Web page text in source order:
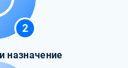
2
назначение